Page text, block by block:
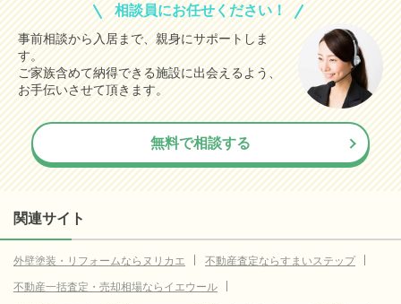
相談員にお任せください！
事前相談から入居まで、親身にサポートしま
す。
ご家族含めて納得できる施設に出会えるよう、
お手伝いさせて頂きます。
無料で相談する
関連サイト
外壁塗装・リフォームならヌリカエ
不動産査定ならすまいステップ
不動産一括査定・売却相場ならイエウール